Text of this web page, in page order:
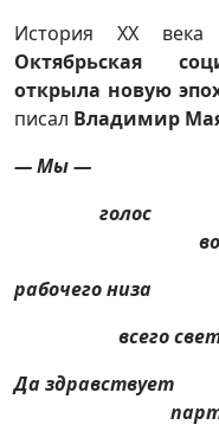
История XX века
Октябрьская
открыла новую
писал Владимир
— Мы —
голос
воли
рабочего низа
всего
Да здравствует